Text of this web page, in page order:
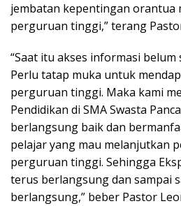
jembatan kepentingan orantua
perguruan tinggi,” terang
“Saat itu akses informasi
Perlu tatap muka untuk
perguruan tinggi. Maka kami
Pendidikan di SMA Swasta
berlangsung baik dan
pelajar yang mau melanjutkan
perguruan tinggi. Sehingga
terus berlangsung dan sampai
berlangsung,” beber Pastor